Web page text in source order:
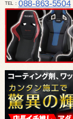
TEL 088-863-5504